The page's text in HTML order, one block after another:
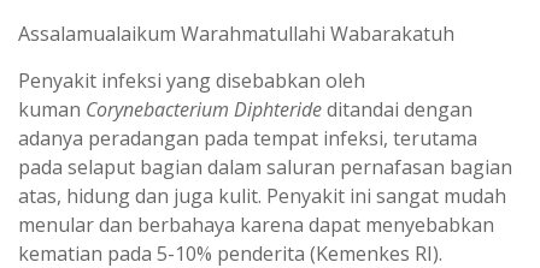
Assalamualaikum Warahmatullahi Wabarakatuh
Penyakit infeksi yang disebabkan oleh
kuman Corynebacterium Diphterideditandai dengan
adanya peradangan pada tempat infeksi, terutama
pada selaput bagian dalam saluran pernafasan bagian
atas, hidung dan juga kulit. Penyakit ini sangat mudah
menular dan berbahaya karena dapat menyebabkan
kematian pada 5-10% penderita (Kemenkes RI).